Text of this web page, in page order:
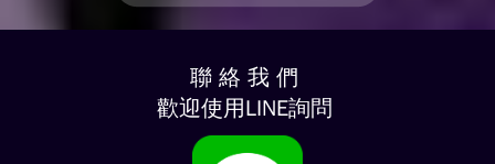
聯 絡 我 們
歡迎使用LINE詢問